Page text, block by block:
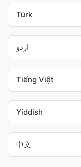
Türk
اردو
Tiếng Việt
Yiddish
中文